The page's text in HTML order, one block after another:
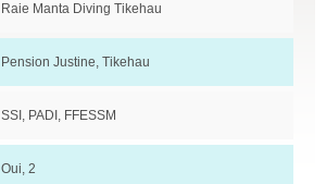
Raie Manta Diving Tikehau
Pension Justine, Tikehau
SSI, PADI, FFESSM
Oui, 2